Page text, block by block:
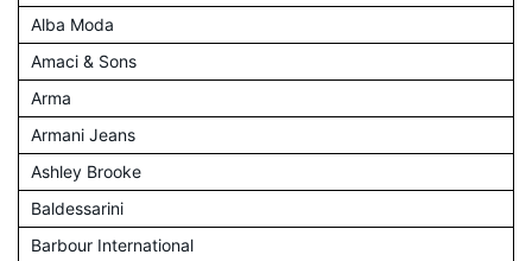
Alba Moda
Amaci & Sons
Arma
Armani Jeans
Ashley Brooke
Baldessarini
Barbour International